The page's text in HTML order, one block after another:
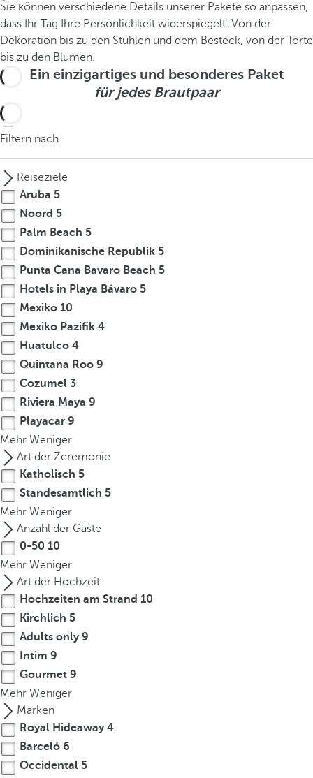
Sie können verschiedene Details unserer Pakete so anpassen,
dass Ihr Tag Ihre Persönlichkeit widerspiegelt. Von der
Dekoration bis zu den Stühlen und dem Besteck, von der Torte
bis zu den Blumen.
Ein einzigartiges und besonderes Paket
für jedes Brautpaar
Filtern nach
Reiseziele
Aruba 5
Noord 5
Palm Beach 5
Dominikanische Republik 5
Punta Cana Bavaro Beach 5
Hotels in Playa Bávaro 5
Mexiko 10
Mexiko Pazifik 4
Huatulco 4
Quintana Roo 9
Cozumel 3
Riviera Maya 9
Playacar 9
Mehr Weniger
Art der Zeremonie
Katholisch 5
Standesamtlich 5
Mehr Weniger
Anzahl der Gäste
0-50 10
Mehr Weniger
Art der Hochzeit
Hochzeiten am Strand 10
Kirchlich 5
Adults only9
Intim 9
Gourmet 9
Mehr Weniger
Marken
Royal Hideaway4
Barceló 6
Occidental 5